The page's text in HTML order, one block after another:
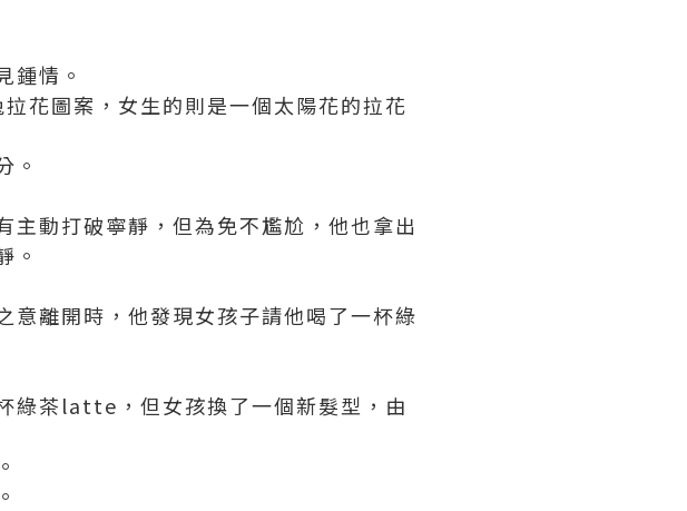
鍾情。
花圖案，女生的則是一個太陽花的拉花
。
動打破寧靜，但為免不尷尬，他也拿出
。
意離開時，他發現女孩子請他喝了一杯綠
綠茶latte，但女孩換了一個新髮型，由